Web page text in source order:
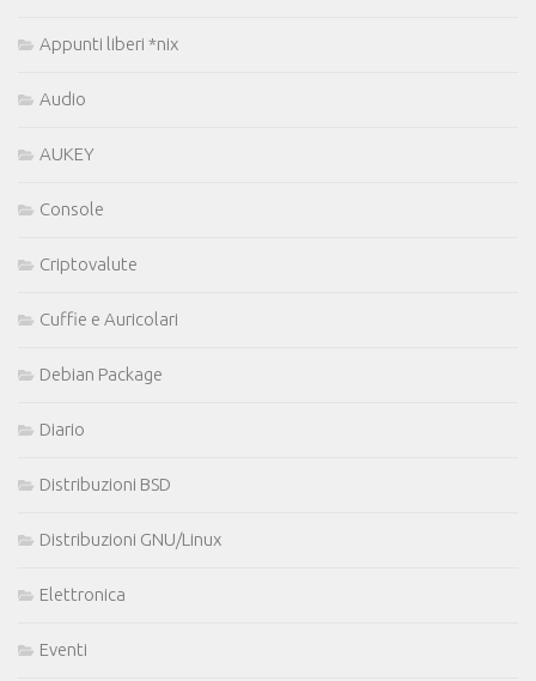
Appunti liberi *nix
Audio
AUKEY
Console
Criptovalute
Cuffie e Auricolari
Debian Package
Diario
Distribuzioni BSD
Distribuzioni GNU/Linux
Elettronica
Eventi